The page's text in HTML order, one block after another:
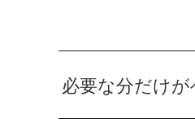
必要な分だけが